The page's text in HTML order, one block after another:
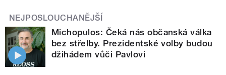
NEJPOSLOUCHANĚJŠÍ
Michopulos: Čeká nás občanská válka
bez střelby. Prezidentské volby budou
džihádem vůči Pavlovi